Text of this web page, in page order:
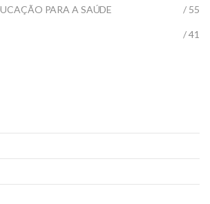
PARA A SAÚDE / 55
/ 41